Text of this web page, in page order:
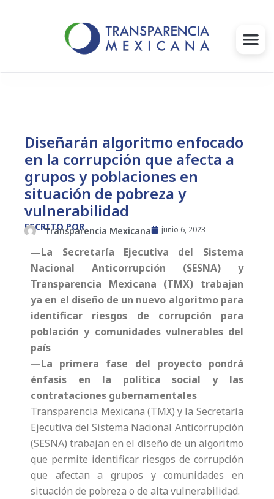
Intervenciones
Súmate
Blog
Infórmate
Diseñarán algoritmo enfocado
en la corrupción que afecta a
grupos y poblaciones en
situación de pobreza y
vulnerabilidad
ESCRITO POR
Transparencia Mexicana junio 6, 2023
—La Secretaría Ejecutiva del Sistema
Nacional Anticorrupción (SESNA) y
Transparencia Mexicana (TMX) trabajan
ya en el diseño de un nuevo algoritmo para
identificar riesgos de corrupción para
población y comunidades vulnerables del
país
—La primera fase del proyecto pondrá
énfasis en la política social y las
contrataciones gubernamentales
Transparencia Mexicana (TMX) y la Secretaría
Ejecutiva del Sistema Nacional Anticorrupción
(SESNA) trabajan en el diseño de un algoritmo
que permite identificar riesgos de corrupción
que afectan a grupos y comunidades en
situación de pobreza o de alta vulnerabilidad.